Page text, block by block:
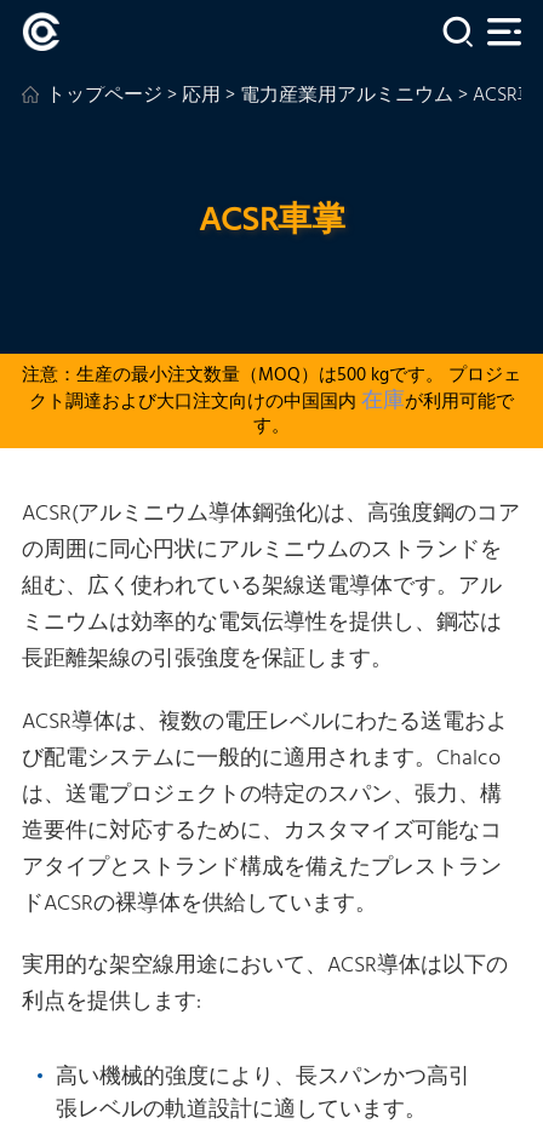
トップページ>応用>電力産業用アルミニウム> ACSR
ACSR車掌
注意：生産の最小注文数量（MOQ）は500 kgです。 プロジェ
クト調達および大口注文向けの中国国内 在庫が利用可能で
す。
ACSR(アルミニウム導体鋼強化)は、高強度鋼のコア
の周囲に同心円状にアルミニウムのストランドを
組む、広く使われている架線送電導体です。アル
ミニウムは効率的な電気伝導性を提供し、鋼芯は
長距離架線の引張強度を保証します。
ACSR導体は、複数の電圧レベルにわたる送電およ
び配電システムに一般的に適用されます。Chalco
は、送電プロジェクトの特定のスパン、張力、構
造要件に対応するために、カスタマイズ可能なコ
アタイプとストランド構成を備えたプレストラン
ドACSRの裸導体を供給しています。
実用的な架空線用途において、ACSR導体は以下の
利点を提供します:
高い機械的強度により、長スパンかつ高引
張レベルの軌道設計に適しています。